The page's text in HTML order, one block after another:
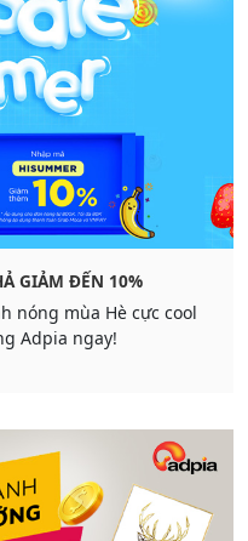
GIẢM ĐẾN 10%
nóng mùa Hè cực cool
Adpia ngay!